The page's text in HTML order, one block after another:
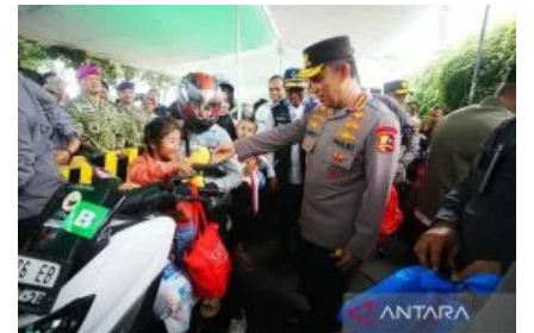
Kapolri: Selama Lebaran 2026 jumlah kecelakaan